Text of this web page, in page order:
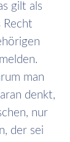
gilt als
Recht
man
denkt,
nur
der sei